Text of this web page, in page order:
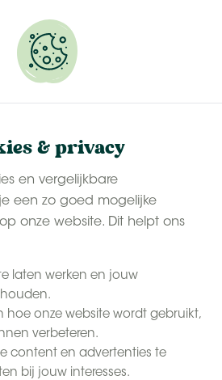
& privacy
en vergelijkbare
een zo goed mogelijke
onze website. Dit helpt ons
laten werken en jouw
hoe onze website wordt gebruikt,
verbeteren.
content en advertenties te
bij jouw interesses.
bij BoerenBed